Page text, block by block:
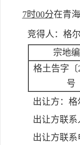
7时00分在青
竞得人：格
宗地
格土告字〔
号
出让方： 格
出让方联系
出让方联系